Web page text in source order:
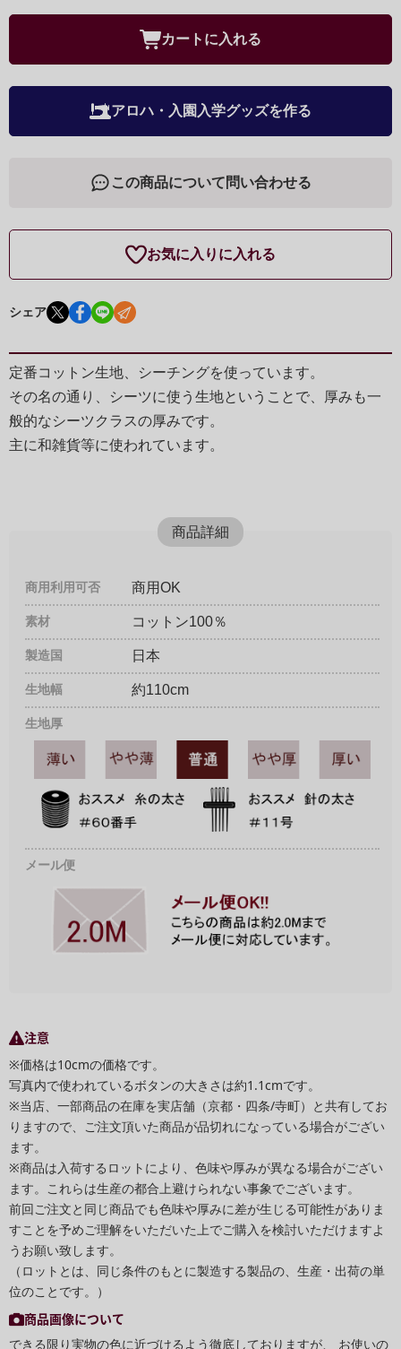
カートに入れる
アロハ・入園入学グッズを作る
この商品について問い合わせる
お気に入りに入れる
シェア
定番コットン生地、シーチングを使っています。
その名の通り、シーツに使う生地ということで、厚みも一
般的なシーツクラスの厚みです。
主に和雑貨等に使われています。
商品詳細
商用利用可否 商用OK
素材 コットン100％
製造国 日本
生地幅 約110cm
生地厚
メール便
注意
※価格は10cmの価格です。
写真内で使われているボタンの大きさは約1.1cmです。
※当店、一部商品の在庫を実店舗（京都・四条/寺町）と共有してお
りますので、ご注文頂いた商品が品切れになっている場合がござい
ます。
※商品は入荷するロットにより、色味や厚みが異なる場合がござい
ます。これらは生産の都合上避けられない事象でございます。
前回ご注文と同じ商品でも色味や厚みに差が生じる可能性がありま
すことを予めご理解をいただいた上でご購入を検討いただけますよ
うお願い致します。
（ロットとは、同じ条件のもとに製造する製品の、生産・出荷の単
位のことです。）
商品画像について
できる限り実物の色に近づけるよう徹底しておりますが、 お使いの